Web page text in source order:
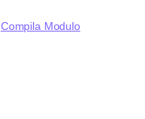
Compila Modulo